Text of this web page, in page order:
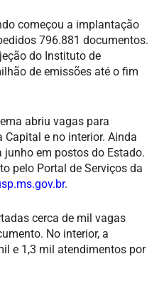
começou a implantação
796.881 documentos.
do Instituto de
de emissões até o fim
abriu vagas para
Capital e no interior. Ainda
em postos do Estado.
pelo Portal de Serviços da
.
cerca de mil vagas
No interior, a
e 1,3 mil atendimentos por